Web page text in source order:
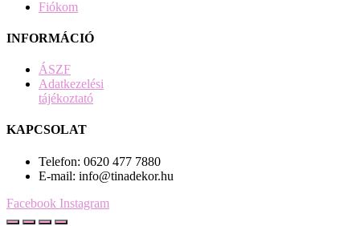
Fiókom
INFORMÁCIÓ
ÁSZF
Adatkezelési
tájékoztató
KAPCSOLAT
Telefon: 0620 477 7880
E-mail: info@tinadekor.hu
Facebook Instagram